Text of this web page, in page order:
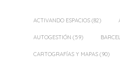
ACTIVANDO ESPACIOS (82)
AUTOGESTIÓN (59)
CARTOGRAFÍAS Y MAPAS (90)